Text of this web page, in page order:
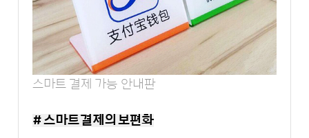
스마트 결제 가능 안내판
# 스마트 결제의 보편화